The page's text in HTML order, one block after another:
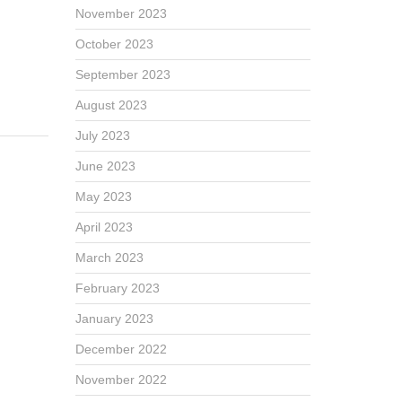
November 2023
October 2023
September 2023
August 2023
July 2023
June 2023
May 2023
April 2023
March 2023
February 2023
January 2023
December 2022
November 2022